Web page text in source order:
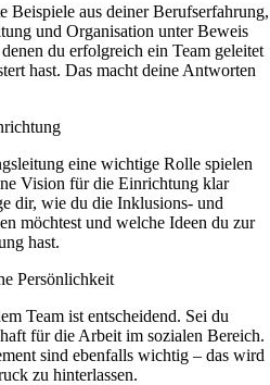
Beispiele aus deiner Berufserfahrung,
und Organisation unter Beweis
du erfolgreich ein Team geleitet
hast. Das macht deine Antworten
eine wichtige Rolle spielen
Vision für die Einrichtung klar
dir, wie du die Inklusions- und
möchtest und welche Ideen du zur
hast.
Persönlichkeit
Team ist entscheidend. Sei du
für die Arbeit im sozialen Bereich.
sind ebenfalls wichtig – das wird
zu hinterlassen.